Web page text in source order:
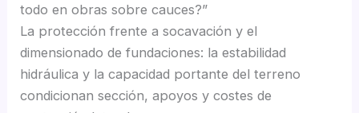
todo en obras sobre cauces?”
La protección frente a socavación y el
dimensionado de fundaciones: la estabilidad
hidráulica y la capacidad portante del terreno
condicionan sección, apoyos y costes de